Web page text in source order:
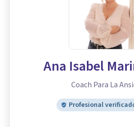
Ana Isabel
Coach Para La
Profesional